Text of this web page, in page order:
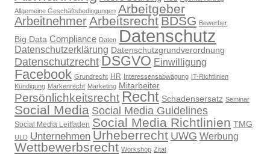
Allgemeine Geschäftsbedingungen Arbeitgeber
ArbeitnehmerArbeitsrecht BDSG Bewerber
Big Data Compliance Daten Datenschutz
Datenschutzerklärung Datenschutzgrundverordnung
Datenschutzrecht DSGVO Einwilligung
Facebook Grundrecht HR Interessensabwägung IT-Richtlinien
Kündigung Markenrecht Marketing Mitarbeiter
Persönlichkeitsrecht Recht Schadensersatz Seminar
Social Media Social Media Guidelines
Social Media Leitfaden Social Media Richtlinien TMG
ULD Unternehmen Urheberrecht UWG Werbung
Wettbewerbsrecht Workshop Zitat